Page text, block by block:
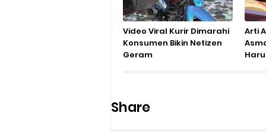
Video Viral Kurir Dimarahi
Konsumen Bikin Netizen
Geram
Arti
Share